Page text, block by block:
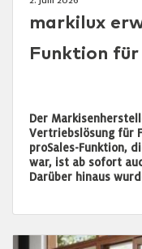
markilux
Funktion
Der
Vertriebslösung für
proSales-Funktion,
war, ist ab sofort
Darüber hinaus